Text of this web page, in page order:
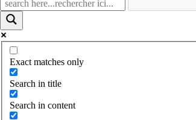
Exact matches only
Search in title
Search in content